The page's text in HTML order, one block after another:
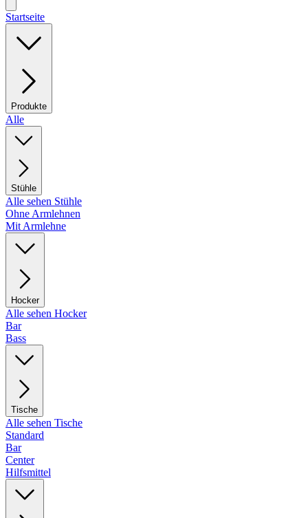
Startseite
Produkte
Alle
Stühle
Alle sehen Stühle
Ohne Armlehnen
Mit Armlehne
Hocker
Alle sehen Hocker
Bar
Bass
Tische
Alle sehen Tische
Standard
Bar
Center
Hilfsmittel